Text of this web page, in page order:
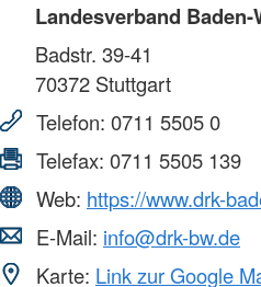
Landesverband Baden-
Badstr. 39-41
70372 Stuttgart
Telefon: 0711 5505 0
Telefax: 0711 5505 139
Web: https://www.drk-
E-Mail: info@drk-bw.de
Karte: Link zur Google